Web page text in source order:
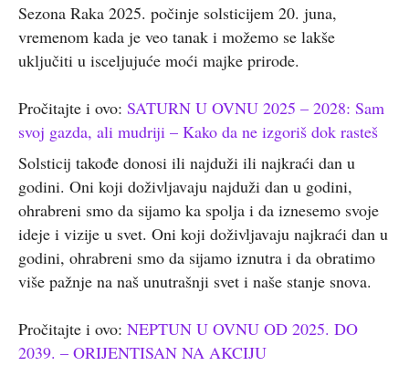
Sezona Raka 2025. počinje solsticijem 20. juna,
vremenom kada je veo tanak i možemo se lakše
uključiti u isceljujuće moći majke prirode.
Pročitajte i ovo: SATURN U OVNU 2025 – 2028: Sam
svoj gazda, ali mudriji – Kako da ne izgoriš dok rasteš
Solsticij takođe donosi ili najduži ili najkraći dan u
godini. Oni koji doživljavaju najduži dan u godini,
ohrabreni smo da sijamo ka spolja i da iznesemo svoje
ideje i vizije u svet. Oni koji doživljavaju najkraći dan u
godini, ohrabreni smo da sijamo iznutra i da obratimo
više pažnje na naš unutrašnji svet i naše stanje snova.
Pročitajte i ovo: NEPTUN U OVNU OD 2025. DO
2039. – ORIJENTISAN NA AKCIJU